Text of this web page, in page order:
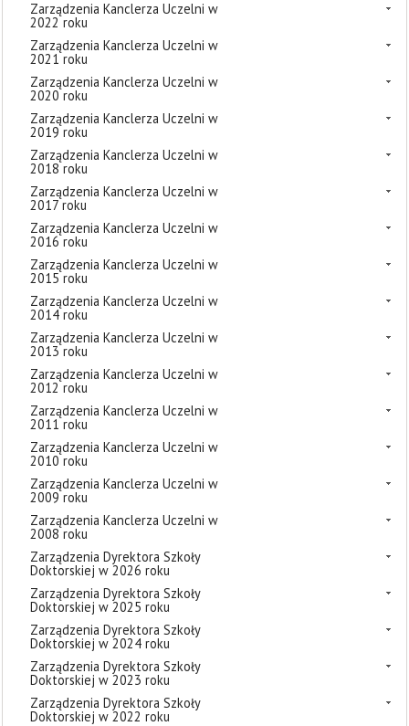
Zarządzenia Kanclerza Uczelni w
2022 roku
Zarządzenia Kanclerza Uczelni w
2021 roku
Zarządzenia Kanclerza Uczelni w
2020 roku
Zarządzenia Kanclerza Uczelni w
2019 roku
Zarządzenia Kanclerza Uczelni w
2018 roku
Zarządzenia Kanclerza Uczelni w
2017 roku
Zarządzenia Kanclerza Uczelni w
2016 roku
Zarządzenia Kanclerza Uczelni w
2015 roku
Zarządzenia Kanclerza Uczelni w
2014 roku
Zarządzenia Kanclerza Uczelni w
2013 roku
Zarządzenia Kanclerza Uczelni w
2012 roku
Zarządzenia Kanclerza Uczelni w
2011 roku
Zarządzenia Kanclerza Uczelni w
2010 roku
Zarządzenia Kanclerza Uczelni w
2009 roku
Zarządzenia Kanclerza Uczelni w
2008 roku
Zarządzenia Dyrektora Szkoły
Doktorskiej w 2026 roku
Zarządzenia Dyrektora Szkoły
Doktorskiej w 2025 roku
Zarządzenia Dyrektora Szkoły
Doktorskiej w 2024 roku
Zarządzenia Dyrektora Szkoły
Doktorskiej w 2023 roku
Zarządzenia Dyrektora Szkoły
Doktorskiej w 2022 roku